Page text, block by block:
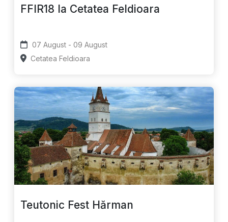
FFIR18 la Cetatea Feldioara
07 August - 09 August
Cetatea Feldioara
Teutonic Fest Hărman